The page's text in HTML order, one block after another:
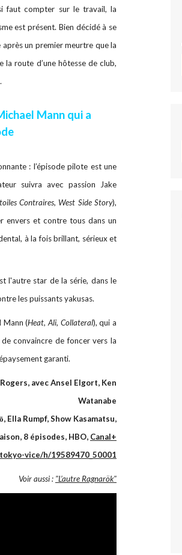
faut compter sur le travail, la
est présent. Bien décidé à se
un premier meurtre que la
route d’une hôtesse de club,
Mann qui a
: l’épisode pilote est une
suivra avec passion Jake
Contraires, West Side Story),
envers et contre tous dans un
à la fois brillant, sérieux et
l'autre star de la série, dans le
les puissants yakusas.
Mann (Heat, Ali, Collateral), qui a
convaincre de foncer vers la
garanti.
avec Ansel Elgort, Ken
Watanabe
Ella Rumpf, Show Kasamatsu,
8 épisodes, HBO, Canal+
vice/h/19589470_50001
Voir aussi : "L’autre Ragnarök"